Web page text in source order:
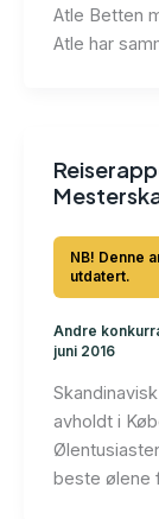
Atle Betten
Atle har
Andre
juni 2016
avholdt i
beste ølene